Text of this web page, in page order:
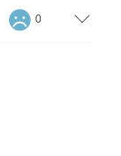
0